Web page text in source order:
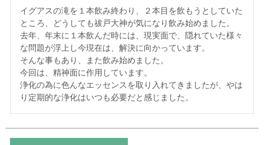
イグアスの滝を１本飲み終わり、２本目を飲もうとしていた
ところ、どうしても祓戸大神が気になり飲み始めました。
去年、年末に１本飲んだ時には、現実面で、隠れていた様々
な問題が浮上し今現在は、解決に向かっています。
そんな事もあり、また飲み始めました。
今回は、精神面に作用しています。
浄化の為に色んなエッセンスを取り入れてきましたが、やは
り定期的な浄化はいつも必要だと感じました。